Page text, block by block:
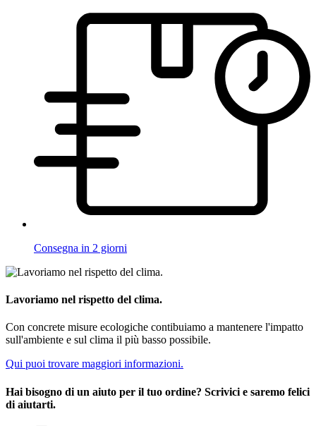
Consegna in 2 giorni
Lavoriamo nel rispetto del clima.
Con concrete misure ecologiche contibuiamo a mantenere l'impatto
sull'ambiente e sul clima il più basso possibile.
Qui puoi trovare maggiori informazioni.
Hai bisogno di un aiuto per il tuo ordine? Scrivici e saremo felici
di aiutarti.